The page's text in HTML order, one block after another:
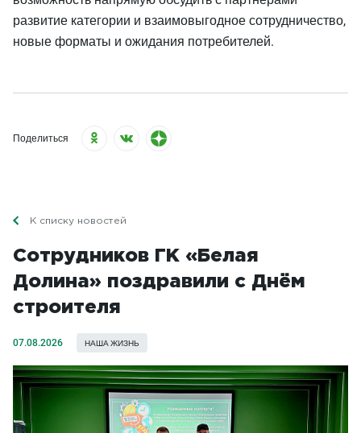
развитие категории и взаимовыгодное сотрудничество,
новые форматы и ожидания потребителей.
Поделиться
К списку новостей
Сотрудников ГК «Белая
Долина» поздравили с Днём
строителя
07.08.2026 НАША ЖИЗНЬ